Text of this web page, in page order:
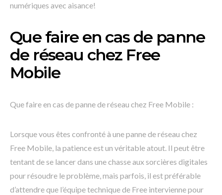
numériques avec aisance!
Que faire en cas de panne
de réseau chez Free
Mobile
Que faire en cas de panne de réseau chez Free Mobile :
Lorsque vous êtes confronté à une panne de réseau chez
Free Mobile, la patience est un véritable atout. Il peut être
tentant de se lancer dans une chasse aux sorcières digitales
pour résoudre le problème, mais parfois, il est préférable
d’attendre que l’équipe technique de Free intervienne pour